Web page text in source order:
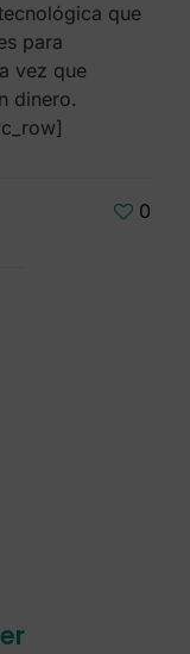
que
para
vez que
dinero.
0